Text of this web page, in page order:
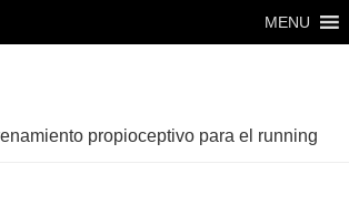
MENU
propioceptivo para el running